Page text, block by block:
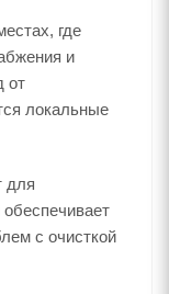
где
и
от
локальные
для
с очисткой